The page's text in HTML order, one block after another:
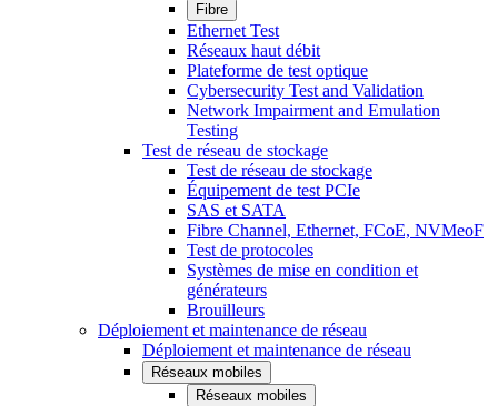
Fibre
Ethernet Test
Réseaux haut débit
Plateforme de test optique
Cybersecurity Test and Validation
Network Impairment and Emulation
Testing
Test de réseau de stockage
Test de réseau de stockage
Équipement de test PCIe
SAS et SATA
Fibre Channel, Ethernet, FCoE, NVMeoF
Test de protocoles
Systèmes de mise en condition et
générateurs
Brouilleurs
Déploiement et maintenance de réseau
Déploiement et maintenance de réseau
Réseaux mobiles
Réseaux mobiles